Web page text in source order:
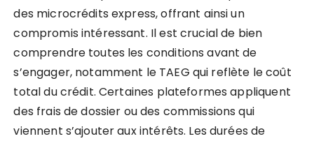
des microcrédits express, offrant ainsi un
compromis intéressant. Il est crucial de bien
comprendre toutes les conditions avant de
s’engager, notamment le TAEG qui reflète le coût
total du crédit. Certaines plateformes appliquent
des frais de dossier ou des commissions qui
viennent s’ajouter aux intérêts. Les durées de